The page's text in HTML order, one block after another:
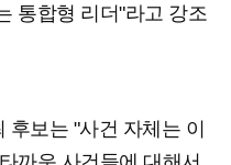
통합형 리더"라고 강조
후보는 "사건 자체는 이